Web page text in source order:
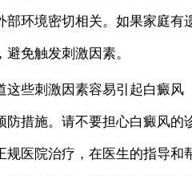
部环境密切相关。如果家庭有
免触发刺激因素。
些刺激因素容易引起白癜风
防措施。请不要担心白癜风的
规医院治疗，在医生的指导和